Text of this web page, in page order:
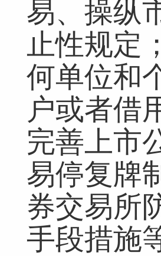
易、操纵
止性规定
何单位和
户或者借
完善上市
易停复牌
券交易所
手段措施